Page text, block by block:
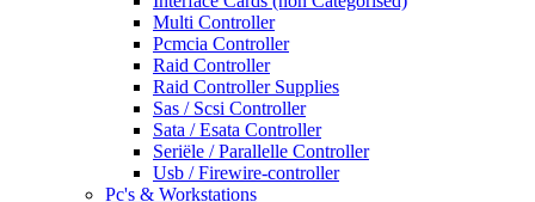
Multi Controller
Pcmcia Controller
Raid Controller
Raid Controller Supplies
Sas / Scsi Controller
Sata / Esata Controller
Seriële / Parallelle Controller
Usb / Firewire-controller
Pc's & Workstations